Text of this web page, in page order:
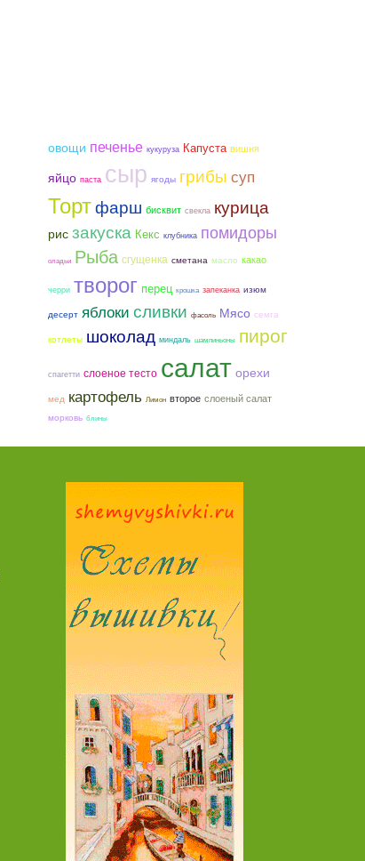
овощи печенье кукуруза Капуста вишня
яйцо паста сыр ягоды грибы суп
Тортфарш бисквит свекла курица
рис закуска Кекс клубника помидоры
оладьи Рыба сгущенка сметана масло какао
черри творог перец крошка запеканка изюм
десерт яблоки сливки фасоль Мясо семга
котлеты шоколад миндаль шампиньоны пирог
спагетти слоеное тесто салат орехи
мед картофель Лимон второе слоеный салат
морковь блины
Пирог рыбный (с брюшками семги)